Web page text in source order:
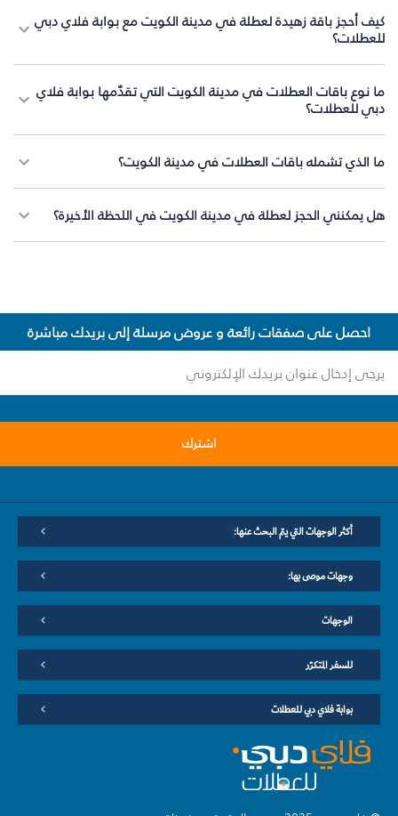
كيف أحجز باقة زهيدة لعطلة في مدينة الكويت مع بوابة فلاي دبي
للعطلات؟
ما نوع باقات العطلات في مدينة الكويت التي تقدّمها بوابة فلاي
دبي للعطلات؟
ما الذي تشمله باقات العطلات في مدينة الكويت؟
هل يمكنني الحجز لعطلة في مدينة الكويت في اللحظة الأخيرة؟
احصل على صفقات رائعة و عروض مرسلة إلى بريدك مباشرة
اشترك
أكثر الوجهات التي يتم البحث عنها:
وجهات موصى بها:
الوجهات
للسفر المتكرّر
بوابة فلاي دبي للعطلات